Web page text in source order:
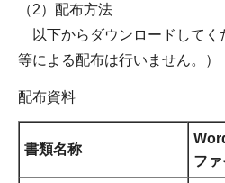
（2）配布方法
以下からダウンロードしてく
等による配布は行いません。）
配布資料
書類名称
フ